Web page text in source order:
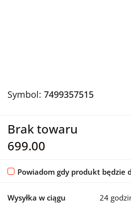
Symbol: 7499357515
Brak towaru
699.00
Powiadom gdy produkt będzie
Wysyłka w ciągu 24